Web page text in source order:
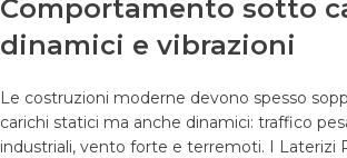
Comportamento sotto
dinamici e vibrazioni
Le costruzioni moderne devono spesso
carichi statici ma anche dinamici: traffico
industriali, vento forte e terremoti. I Laterizi